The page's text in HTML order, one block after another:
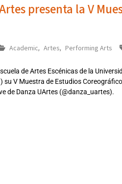
presenta la V
Academic, Artes, Performing Arts
de Artes Escénicas de la
su V Muestra de Estudios
de Danza UArtes (@danza_uartes).